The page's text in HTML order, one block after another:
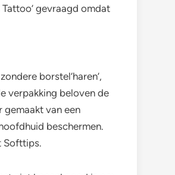
gevraagd omdat
borstel’haren’,
verpakking beloven de
gemaakt van een
beschermen.
Softtips.